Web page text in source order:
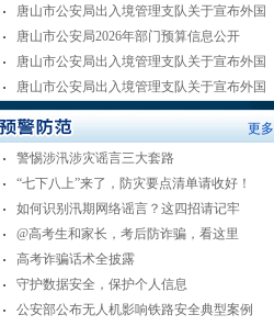
唐山市公安局出入境管理支队关于宣布外国
唐山市公安局2026年部门预算信息公开
唐山市公安局出入境管理支队关于宣布外国
唐山市公安局出入境管理支队关于宣布外国
更多
警惕涉汛涉灾谣言三大套路
“七下八上”来了，防灾要点清单请收好！
如何识别汛期网络谣言？这四招请记牢
@高考生和家长，考后防诈骗，看这里
高考诈骗话术全披露
守护数据安全，保护个人信息
公安部公布无人机影响铁路安全典型案例